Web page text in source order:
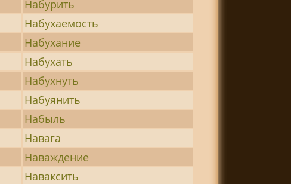
Набурить
Набухаемость
Набухание
Набухать
Набухнуть
Набуянить
Набыль
Навага
Наваждение
Наваксить